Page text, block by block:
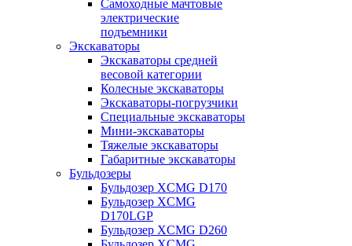
Самоходные мачтовые
электрические
подъемники
Экскаваторы
Экскаваторы средней
весовой категории
Колесные экскаваторы
Экскаваторы-погрузчики
Специальные экскаваторы
Мини-экскаваторы
Тяжелые экскаваторы
Габаритные экскаваторы
Бульдозеры
Бульдозер XCMG D170
Бульдозер XCMG
D170LGP
Бульдозер XCMG D260